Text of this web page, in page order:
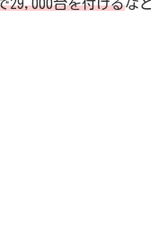
29,000台を付けるなど